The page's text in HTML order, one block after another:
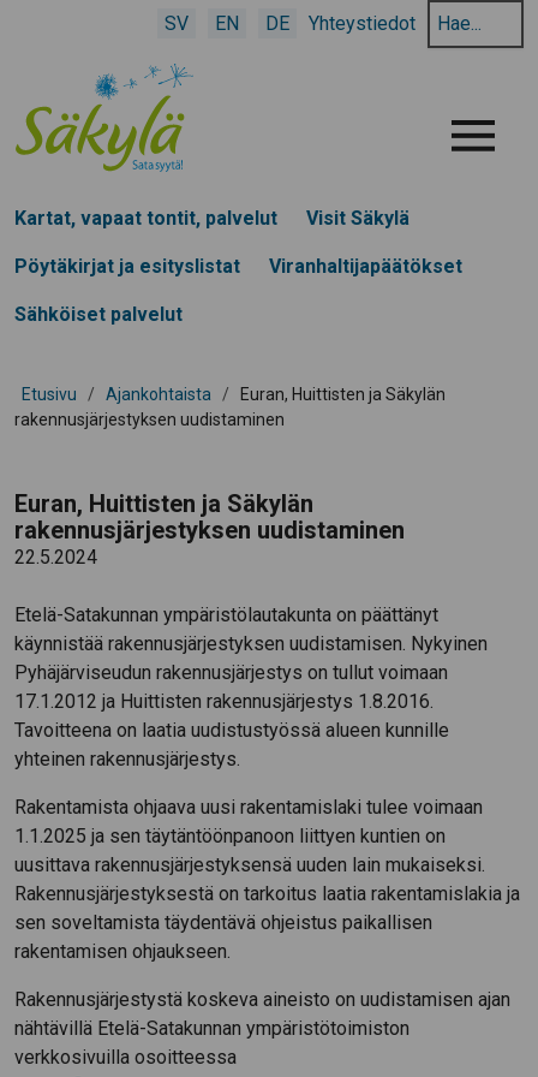
SV EN DE Yhteystiedot
Hae
hakusanalla:
Menu
Kartat, vapaat tontit, palvelut Visit Säkylä
Pöytäkirjat ja esityslistat Viranhaltijapäätökset
Sähköiset palvelut
Etusivu / Ajankohtaista /
Euran, Huittisten ja Säkylän
rakennusjärjestyksen uudistaminen
Euran, Huittisten ja Säkylän
rakennusjärjestyksen uudistaminen
22.5.2024
Etelä-Satakunnan ympäristölautakunta on päättänyt
käynnistää rakennusjärjestyksen uudistamisen. Nykyinen
Pyhäjärviseudun rakennusjärjestys on tullut voimaan
17.1.2012 ja Huittisten rakennusjärjestys 1.8.2016.
Tavoitteena on laatia uudistustyössä alueen kunnille
yhteinen rakennusjärjestys.
Rakentamista ohjaava uusi rakentamislaki tulee voimaan
1.1.2025 ja sen täytäntöönpanoon liittyen kuntien on
uusittava rakennusjärjestyksensä uuden lain mukaiseksi.
Rakennusjärjestyksestä on tarkoitus laatia rakentamislakia ja
sen soveltamista täydentävä ohjeistus paikallisen
rakentamisen ohjaukseen.
Rakennusjärjestystä koskeva aineisto on uudistamisen ajan
nähtävillä Etelä-Satakunnan ympäristötoimiston
verkkosivuilla osoitteessa